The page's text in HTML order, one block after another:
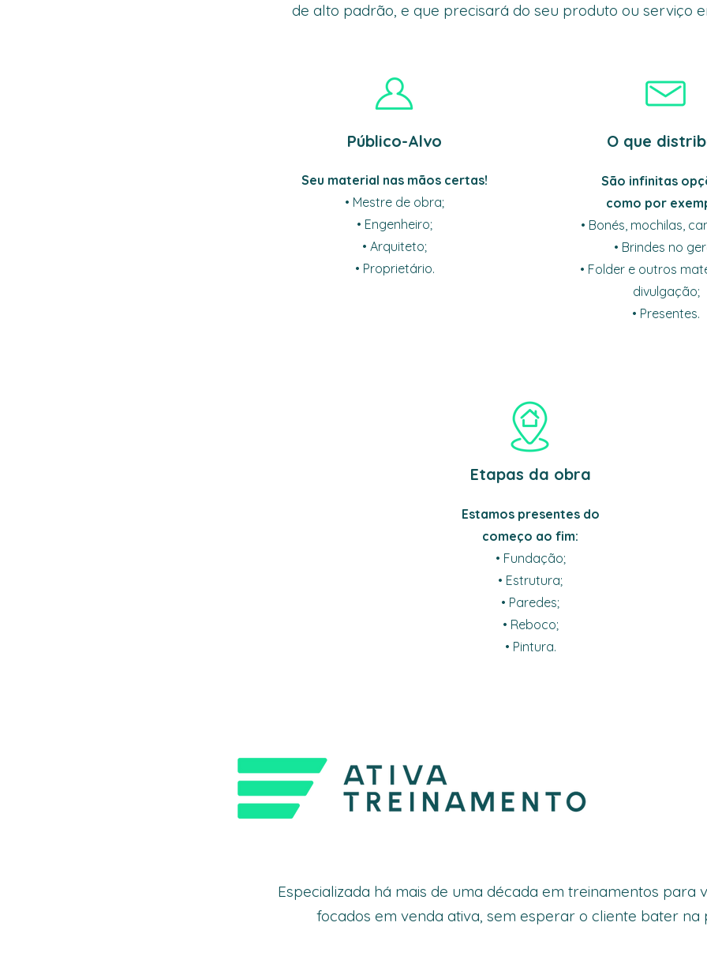
de alto padrão, e que precisará do seu produto ou serviço
Público-Alvo
Seu material nas mãos certas!
• Mestre de obra;
• Engenheiro;
• Arquiteto;
• Proprietário.
O que
São infinitas
como por
• Bonés, mochilas,
• Brindes no
• Folder e outros
divulgação;
• Presentes.
Etapas da obra
Estamos presentes do
começo ao fim:
• Fundação;
• Estrutura;
• Paredes;
• Reboco;
• Pintura.
Especializada há mais de uma década em treinamentos para
focados em venda ativa, sem esperar o cliente bater na